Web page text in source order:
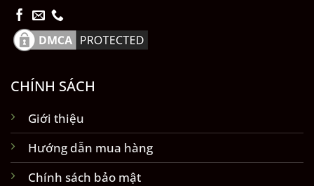
CHÍNH SÁCH
Giới thiệu
Hướng dẫn mua hàng
Chính sách bảo mật